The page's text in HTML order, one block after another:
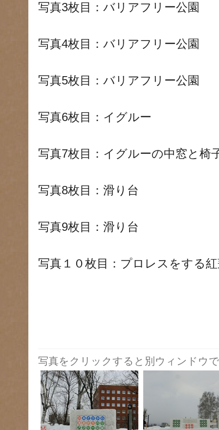
写真3枚目：バリアフリー公園
写真4枚目：バリアフリー公園
写真5枚目：バリアフリー公園
写真6枚目：イグルー
写真7枚目：イグルーの中窓と椅
写真8枚目：滑り台
写真9枚目：滑り台
写真１０枚目：プロレスをする
写真をクリックすると別ウィンドウ